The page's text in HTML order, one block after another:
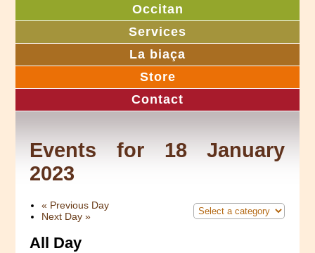
Occitan
Services
La biaça
Store
Contact
Events for 18 January
2023
« Previous Day
Next Day»
All Day